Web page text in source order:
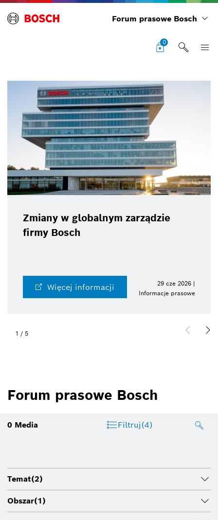
Forum prasowe Bosch
0
Zmiany w globalnym zarządzie
firmy Bosch
Więcej informacji
29 cze 2026 |
Informacje prasowe
1 / 5
Forum prasowe Bosch
0 Media Filtruj(4)
Temat(2)
Obszar(1)